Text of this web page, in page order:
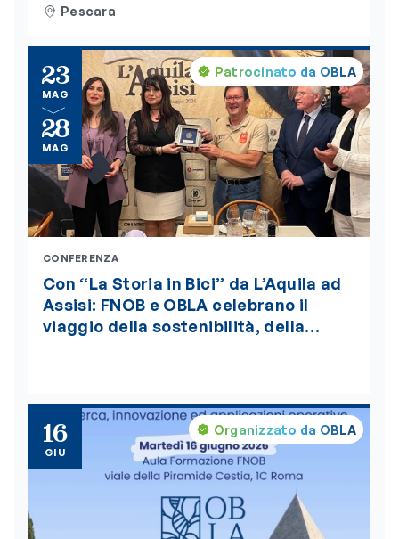
ECMPescara
Patrocinato da OBLA
23
MAG
28
MAG
CONFERENZA
Con “La Storia in Bici” da L’Aquila ad
Assisi: FNOB e OBLA celebrano il
viaggio della sostenibilità, della
Organizzato da OBLA
16
GIU